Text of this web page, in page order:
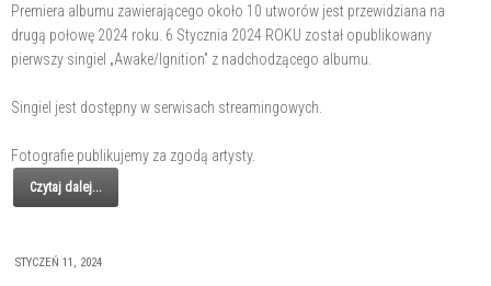
Premiera albumu zawierającego około 10 utworów jest przewidziana na
drugą połowę 2024 roku. 6 Stycznia 2024 ROKU został opublikowany
pierwszy singiel „Awake/Ignition” z nadchodzącego albumu.
Singiel jest dostępny w serwisach streamingowych.
Fotografie publikujemy za zgodą artysty.
Czytaj dalej...
STYCZEŃ 11, 2024